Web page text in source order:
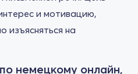
и мотивацию,
изъясняться на
немецкому онлайн,